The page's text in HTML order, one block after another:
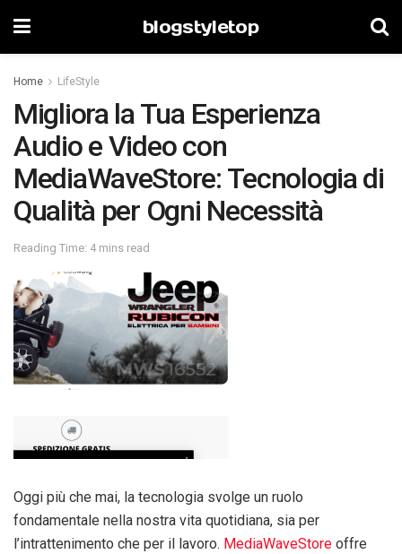
blogstyletop
Home LifeStyle
Migliora la Tua Esperienza
Audio e Video con
MediaWaveStore: Tecnologia di
Qualità per Ogni Necessità
Reading Time: 4 mins read
Oggi più che mai, la tecnologia svolge un ruolo
fondamentale nella nostra vita quotidiana, sia per
l’intrattenimento che per il lavoro. MediaWaveStore offre